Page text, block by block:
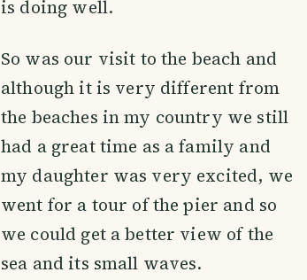
is doing well.
So was our visit to the beach and
although it is very different from
the beaches in my country we still
had a great time as a family and
my daughter was very excited, we
went for a tour of the pier and so
we could get a better view of the
sea and its small waves.